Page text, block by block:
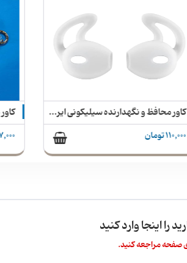
کاور محافظ و نگهدارنده سیلیکونی ایرپاد بر روی گوش
287,000 تومان
اینجا وارد کنید
صفحه مراجعه کنید.